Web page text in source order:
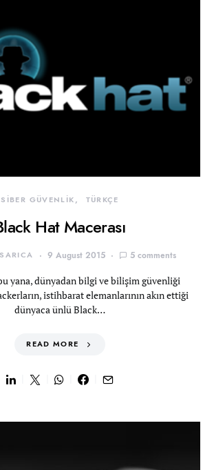
SİBER GÜVENLİK TÜRKÇE
Hat Macerası
9 August 2015 5 comments
yana, dünyadan bilgi ve bilişim güvenliği
istihbarat elemanlarının akın ettiği
dünyaca ünlü Black…
READ MORE